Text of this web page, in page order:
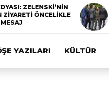
ZELENSKİ’NİN
ZİYARETİ ÖNCELİKLE
YAZILARI KÜLTÜR